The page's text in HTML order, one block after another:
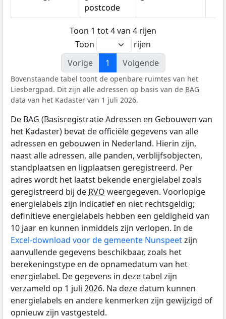
postcode
Toon 1 tot 4 van 4 rijen
Toon
rijen
Vorige
1 Volgende
Bovenstaande tabel toont de openbare ruimtes van het
Liesbergpad. Dit zijn alle adressen op basis van de BAG
data van het Kadaster van 1 juli 2026.
De BAG (Basisregistratie Adressen en Gebouwen van
het Kadaster) bevat de officiële gegevens van alle
adressen en gebouwen in Nederland. Hierin zijn,
naast alle adressen, alle panden, verblijfsobjecten,
standplaatsen en ligplaatsen geregistreerd. Per
adres wordt het laatst bekende energielabel zoals
geregistreerd bij de RVO weergegeven. Voorlopige
energielabels zijn indicatief en niet rechtsgeldig;
definitieve energielabels hebben een geldigheid van
10 jaar en kunnen inmiddels zijn verlopen. In de
Excel-download voor de gemeente Nunspeetzijn
aanvullende gegevens beschikbaar, zoals het
berekeningstype en de opnamedatum van het
energielabel. De gegevens in deze tabel zijn
verzameld op 1 juli 2026. Na deze datum kunnen
energielabels en andere kenmerken zijn gewijzigd of
opnieuw zijn vastgesteld.